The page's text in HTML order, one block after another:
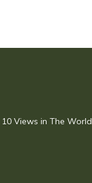
Views in The World